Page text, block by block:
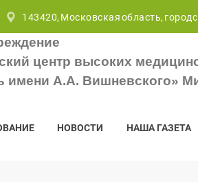
143420, Московская область,
центр высоких
имени А.А. Вишневского»
НОВОСТИ НАША ГАЗЕТА